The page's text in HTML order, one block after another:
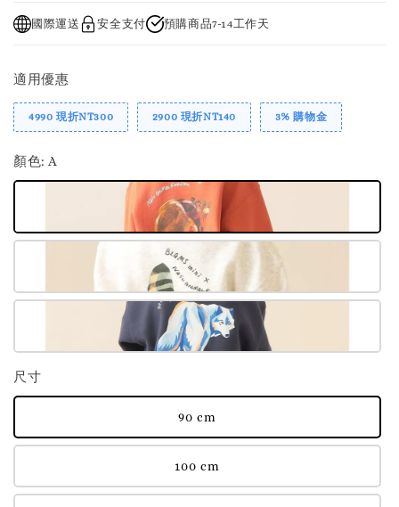
國際運送 安全支付 預購商品7-14工作天
適用優惠
4990 現折NT300 2900 現折NT140 3% 購物金
顏色: A
尺寸
90 cm
100 cm